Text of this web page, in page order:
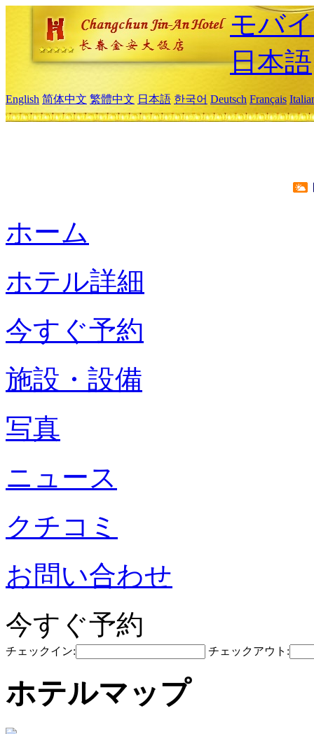
モバ
日本語
English 简体中文 繁體中文 日本語 한국어 Deutsch Français
ホーム
ホテル詳細
今すぐ予約
施設・設備
写真
ニュース
クチコミ
お問い合わせ
今すぐ予約
チェックイン: チェックアウト:
ホテルマップ